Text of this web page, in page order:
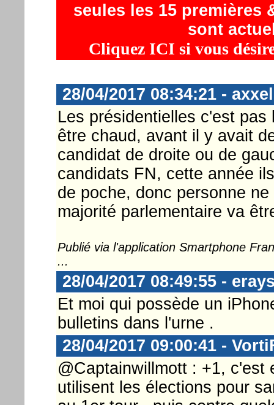
seules les 15 premières
sont
Cliquez ICI si vous
28/04/2017 08:34:21 - axxel
Les présidentielles c'est
être chaud, avant il y avait
candidat de droite ou de
candidats FN, cette année
de poche, donc personne
majorité parlementaire va
Publié via l'application Smartphone
...
28/04/2017 08:49:55 -
Et moi qui possède un
bulletins dans l'urne .
28/04/2017 09:00:41 -
@Captainwillmott : +1, c'est
utilisent les élections pour